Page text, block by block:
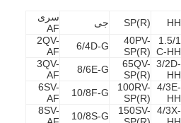
HH
SP(R) جی
سری
AF
1.5/1
C-HH
40PV-
SP(R)
6/4D-G
2QV-
AF
3/2D-
HH
65QV-
SP(R)
8/6E-G
3QV-
AF
4/3E-
HH
100RV-
SP(R)
10/8F-G
6SV-
AF
4/3X-
150SV-
10/8S-G
8SV-